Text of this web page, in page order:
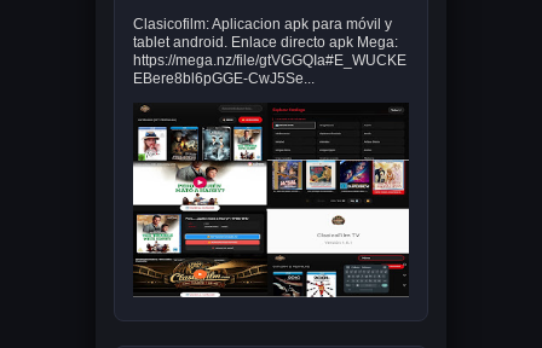
Clasicofilm: Aplicacion apk para móvil y
tablet android. Enlace directo apk Mega:
https://mega.nz/file/gtVGGQIa#E_WUCKE
EBere8bl6pGGE-CwJ5Se...